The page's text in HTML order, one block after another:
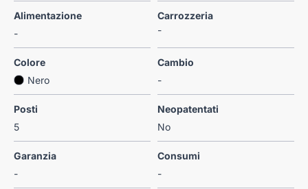
Alimentazione
-
Carrozzeria
-
Colore
Nero
Cambio
-
Posti
5
Neopatentati
No
Garanzia
-
Consumi
-